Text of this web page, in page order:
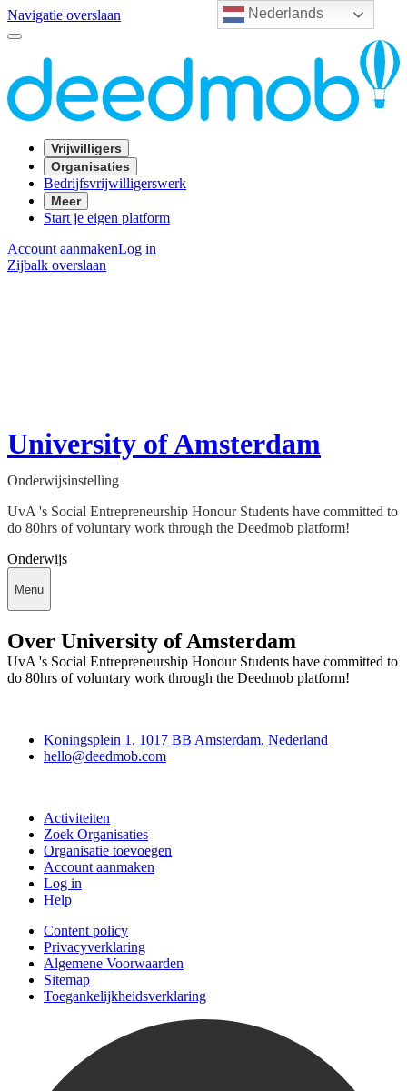
Nederlands
Navigatie overslaan
Vrijwilligers
Organisaties
Bedrijfsvrijwilligerswerk
Meer
Start je eigen platform
Account aanmakenLog in
Zijbalk overslaan
University of Amsterdam
Onderwijsinstelling
UvA 's Social Entrepreneurship Honour Students have committed to
do 80hrs of voluntary work through the Deedmob platform!
Onderwijs
Menu
Over University of Amsterdam
UvA 's Social Entrepreneurship Honour Students have committed to
do 80hrs of voluntary work through the Deedmob platform!
Koningsplein 1, 1017 BB Amsterdam, Nederland
hello@deedmob.com
Activiteiten
Zoek Organisaties
Organisatie toevoegen
Account aanmaken
Log in
Help
Content policy
Privacyverklaring
Algemene Voorwaarden
Sitemap
Toegankelijkheidsverklaring